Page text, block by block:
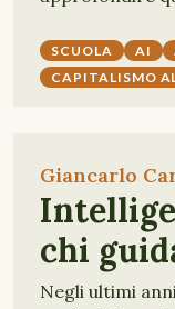
SCUOLA AI
CAPITALISMO
Giancarlo
chi
Negli ultimi